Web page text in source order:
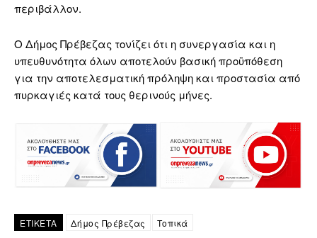
περιβάλλον.
Ο Δήμος Πρέβεζας τονίζει ότι η συνεργασία και η
υπευθυνότητα όλων αποτελούν βασική προϋπόθεση
για την αποτελεσματική πρόληψη και προστασία από
πυρκαγιές κατά τους θερινούς μήνες.
ΕΤΙΚΕΤΑ Δήμος Πρέβεζας Τοπικά